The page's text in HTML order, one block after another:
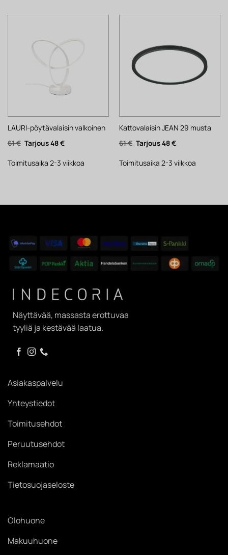
LAURI-pöytävalaisin valkoinen
61€ Alkuperäinen
hinta
61 €.
48€Nykyinen
48 €.
Toimitusaika 2-3 viikkoa
Kattovalaisin JEAN 29 musta
61€ Alkuperäinen
hinta
61 €.
48€Nykyinen
48 €.
Toimitusaika 2-3 viikkoa
Näyttävää, massasta erottuvaa
tyyliä ja kestävää laatua.
Asiakaspalvelu
Yhteystiedot
Toimitusehdot
Peruutusehdot
Reklamaatio
Tietosuojaseloste
Olohuone
Makuuhuone